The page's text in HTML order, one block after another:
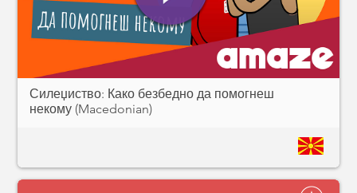
Силеџиство: Како безбедно да помогнеш
некому (Macedonian)